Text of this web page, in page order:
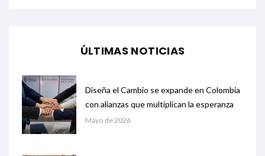
ÚLTIMAS NOTICIAS
Diseña el Cambio se expande en Colombia
con alianzas que multiplican la esperanza
Mayo de 2026